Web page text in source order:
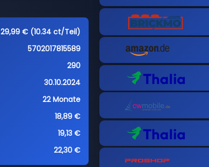
29,99 € (10.34 ct/Teil)
5702017815589
290
30.10.2024
22 Monate
18,89 €
19,13 €
22,30 €